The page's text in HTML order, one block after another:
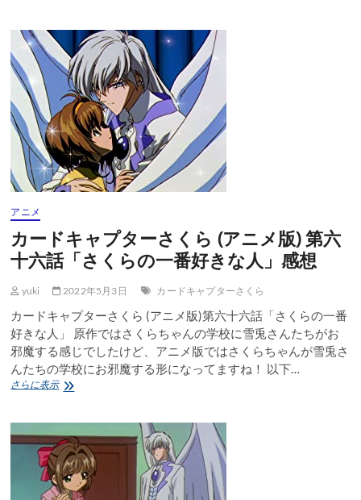
キ
ャ
プ
タ
ー
さ
く
ら
11
CLAMP
感
想
アニメ
カードキャプターさくら (アニメ版) 第六
十六話「さくらの一番好きな人」感想
yuki 2022年5月3日 カードキャプターさくら
カードキャプターさくら (アニメ版)第六十六話「さくらの一番
好きな人」 原作ではさくらちゃんの学校に雪兎さんたちがお
邪魔する感じでしたけど、アニメ版ではさくらちゃんが雪兎さ
んたちの学校にお邪魔する形になってますね！ 以下…
さらに表示カ
ャ
プ
タ
ー